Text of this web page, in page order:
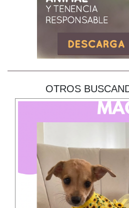
OTROS